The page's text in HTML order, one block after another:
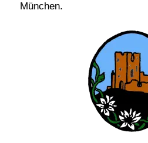
München.